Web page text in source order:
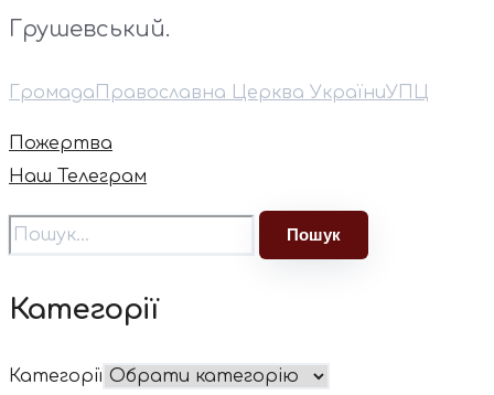
Грушевський.
Громада Православна Церква УкраїниУПЦ
Пожертва
Наш Телеграм
Категорії
Категорії